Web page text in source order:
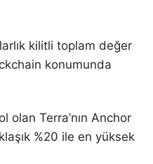
kilitli toplam değer
konumunda
olan Terra’nın Anchor
%20 ile en yüksek